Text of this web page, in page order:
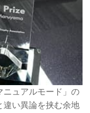
ニュアルモード」の
違い異論を挟む余地